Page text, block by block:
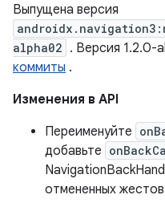
Выпущена версия
alpha02 . Версия 1.2.0-
коммиты .
Изменения в API
Переименуйте
добавьте
отмененных